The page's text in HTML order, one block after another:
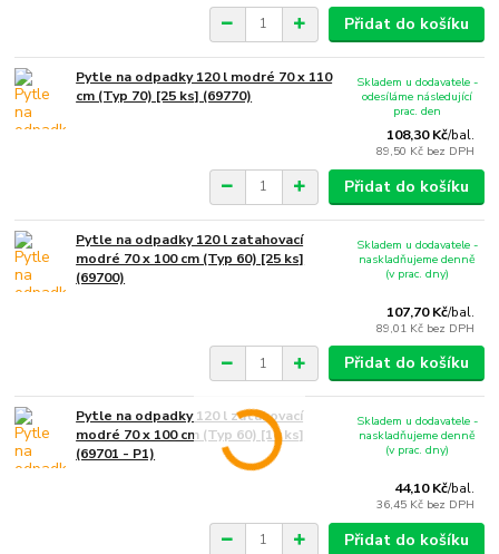
Přidat do košíku
Pytle na odpadky 120 l modré 70 x 110
cm (Typ 70) [25 ks] (69770)
108,30 Kč/bal.
89,50 Kč bez DPH
Skladem u dodavatele -
odesíláme následující
prac. den
Přidat do košíku
Pytle na odpadky 120 l zatahovací
modré 70 x 100 cm (Typ 60) [25 ks]
(69700)
107,70 Kč/bal.
89,01 Kč bez DPH
Skladem u dodavatele -
naskladňujeme denně
(v prac. dny)
Přidat do košíku
Pytle na odpadky 120 l zatahovací
modré 70 x 100 cm (Typ 60) [10 ks]
(69701 - P1)
44,10 Kč/bal.
36,45 Kč bez DPH
Skladem u dodavatele -
naskladňujeme denně
(v prac. dny)
Přidat do košíku